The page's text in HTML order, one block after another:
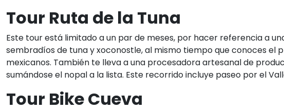
Tour Ruta de la Tuna
Este tour está limitado a un par de meses, por hacer referencia a
sembradíos de tuna y xoconostle, al mismo tiempo que conoces el
mexicanos. También te lleva a una procesadora artesanal de
sumándose el nopal a la lista. Este recorrido incluye paseo por el
Tour Bike Cueva